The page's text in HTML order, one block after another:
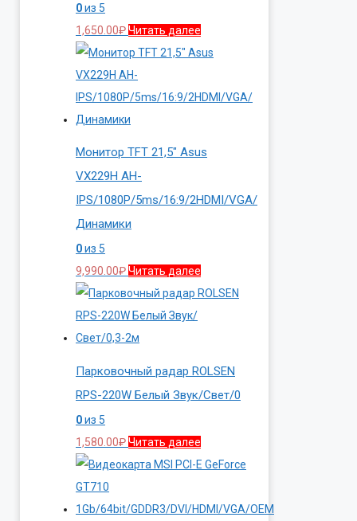
0из 5
1,650.00₽Читать далее
Монитор TFT 21,5″ Asus
VX229H AH-
IPS/1080P/5ms/16:9/2HDMI/VGA/
Динамики
0из 5
9,990.00₽Читать далее
Парковочный радар ROLSEN
RPS-220W Белый Звук/Свет/0
0из 5
1,580.00₽Читать далее